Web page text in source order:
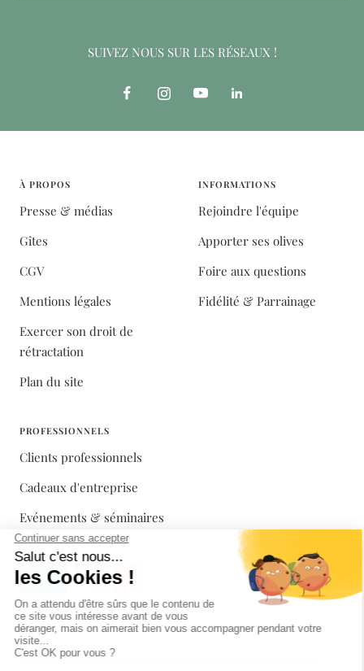
SUIVEZ NOUS SUR LES RÉSEAUX !
À PROPOS
Presse & médias
Gîtes
CGV
Mentions légales
Exercer son droit de
rétractation
Plan du site
INFORMATIONS
Rejoindre l'équipe
Apporter ses olives
Foire aux questions
Fidélité & Parrainage
PROFESSIONNELS
Clients professionnels
Cadeaux d'entreprise
Evénements & séminaires
L'abus d'alcool est dangereux pour la santé, à consommer avec